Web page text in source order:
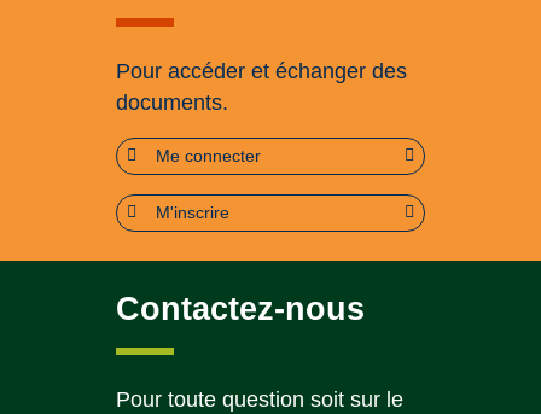
Pour accéder et échanger des
documents.
Me connecter
M'inscrire
Contactez-nous
Pour toute question soit sur le